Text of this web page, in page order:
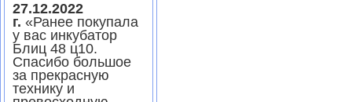
27.12.2022
г. «Ранее покупала
у вас инкубатор
Блиц 48 ц10.
Спасибо большое
за прекрасную
технику и